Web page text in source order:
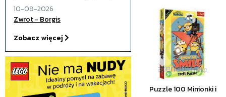
10-08-2026
Zwrot - Borgis
Zobacz więcej
Puzzle 100 Minionki i